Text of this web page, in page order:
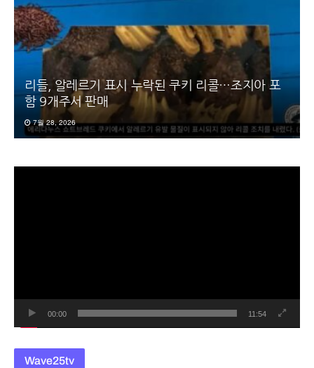
리들, 알레르기 표시 누락된 쿠키 리콜…조지아 포
함 9개주서 판매
7월 28, 2026
00:00 11:54
Wave25tv